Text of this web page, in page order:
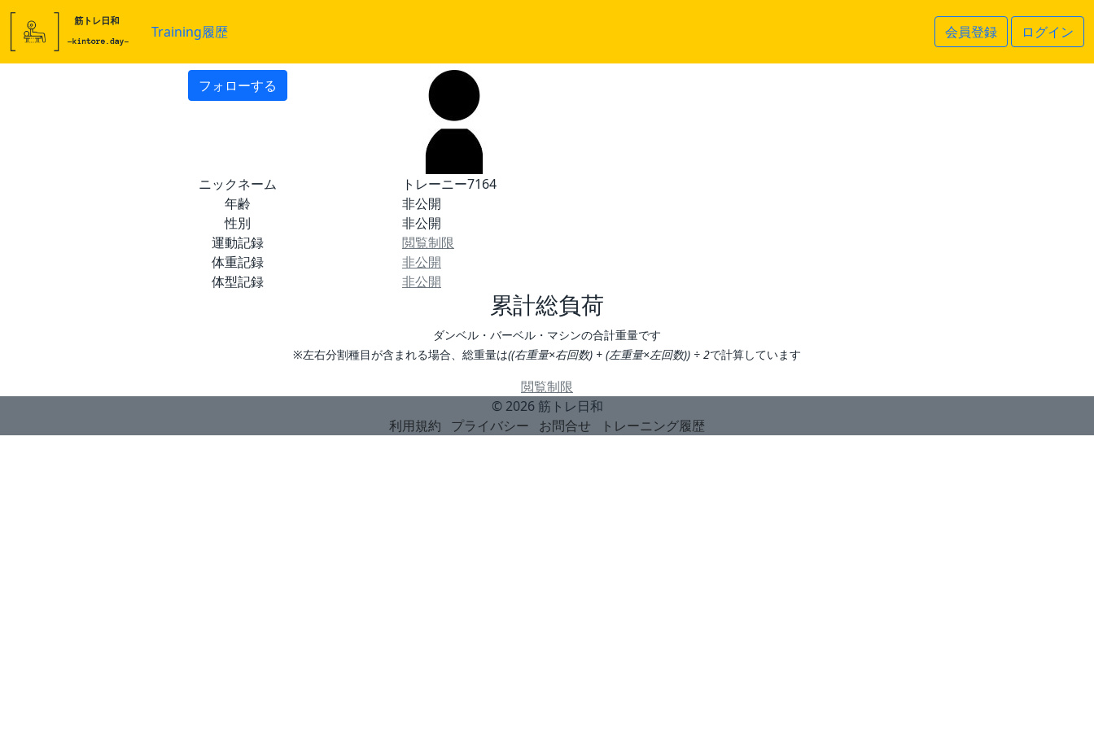
Training履歴 会員登録 ログイン
フォローする
ニックネーム
トレーニー7164
年齢
非公開
性別
非公開
運動記録
閲覧制限
体重記録
非公開
体型記録
非公開
累計総負荷
ダンベル・バーベル・マシンの合計重量です
※左右分割種目が含まれる場合、総重量は((右重量×右回数) + (左重量×左回数)) ÷ 2で計算しています
閲覧制限
© 2026 筋トレ日和
利用規約
プライバシー お問合せ トレーニング履歴